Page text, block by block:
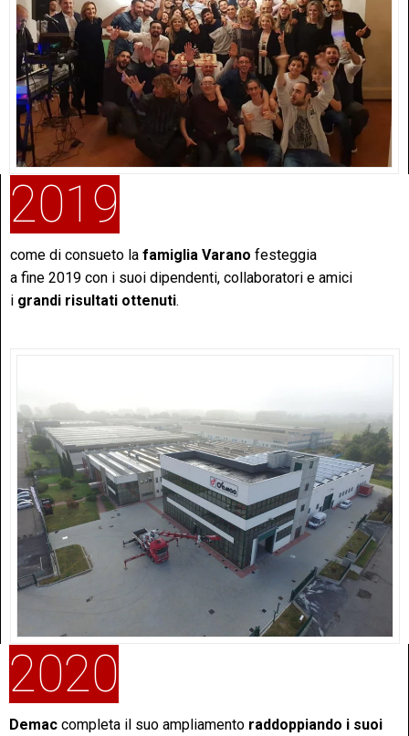
2019
come di consueto la famiglia Varano festeggia
a fine 2019 con i suoi dipendenti, collaboratori e amici
i grandi risultati ottenuti.
2020
Demac completa il suo ampliamento raddoppiando i suoi